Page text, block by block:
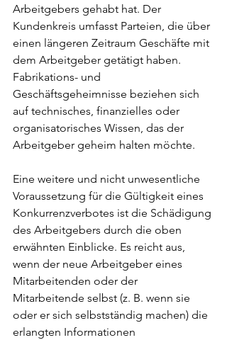
Arbeitgebers gehabt hat. Der
Kundenkreis umfasst Parteien, die über
einen längeren Zeitraum Geschäfte mit
dem Arbeitgeber getätigt haben.
Fabrikations- und
Geschäftsgeheimnisse beziehen sich
auf technisches, finanzielles oder
organisatorisches Wissen, das der
Arbeitgeber geheim halten möchte.
Eine weitere und nicht unwesentliche
Voraussetzung für die Gültigkeit eines
Konkurrenzverbotes ist die Schädigung
des Arbeitgebers durch die oben
erwähnten Einblicke. Es reicht aus,
wenn der neue Arbeitgeber eines
Mitarbeitenden oder der
Mitarbeitende selbst (z. B. wenn sie
oder er sich selbstständig machen) die
erlangten Informationen